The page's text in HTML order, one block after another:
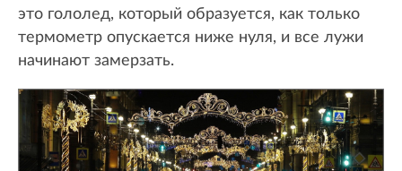
это гололед, который образуется, как только
термометр опускается ниже нуля, и все лужи
начинают замерзать.